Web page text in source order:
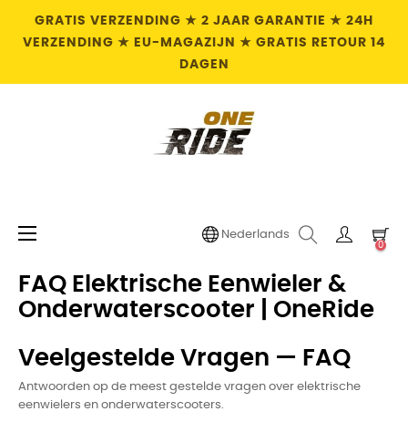
GRATIS VERZENDING ★ 2 JAAR GARANTIE ★ 24H
VERZENDING ★ EU-MAGAZIJN ★ GRATIS RETOUR 14
DAGEN
Toggle
☰ Nederlands
0
FAQ Elektrische Eenwieler &
Onderwaterscooter | OneRide
Veelgestelde Vragen — FAQ
Antwoorden op de meest gestelde vragen over elektrische
eenwielers en onderwaterscooters.